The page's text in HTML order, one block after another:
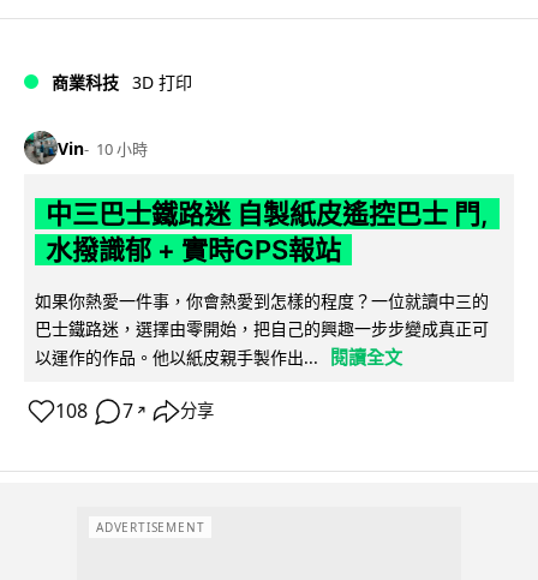
商業科技 3D 打印
Vin 10 小時
中三巴士鐵路迷 自製紙皮遙控巴士 門,
水撥識郁 + 實時GPS報站
如果你熱愛一件事，你會熱愛到怎樣的程度？一位就讀中三的
巴士鐵路迷，選擇由零開始，把自己的興趣一步步變成真正可
以運作的作品。他以紙皮親手製作出...
閱讀全文
108 7 ↗ 分享
ADVERTISEMENT